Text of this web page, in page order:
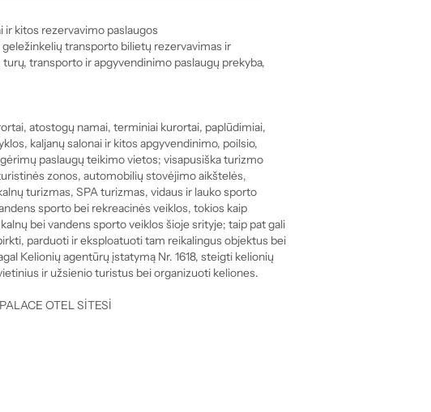
ir kitos rezervavimo paslaugos
geležinkelių transporto bilietų rezervavimas ir
transporto ir apgyvendinimo paslaugų prekyba,
atostogų namai, terminiai kurortai, paplūdimiai,
kaljanų salonai ir kitos apgyvendinimo, poilsio,
paslaugų teikimo vietos; visapusiška turizmo
zonos, automobilių stovėjimo aikštelės,
turizmas, SPA turizmas, vidaus ir lauko sporto
sporto bei rekreacinės veiklos, tokios kaip
bei vandens sporto veiklos šioje srityje; taip pat gali
parduoti ir eksploatuoti tam reikalingus objektus bei
Kelionių agentūrų įstatymą Nr. 1618, steigti kelionių
ir užsienio turistus bei organizuoti keliones.
OTEL SİTESİ